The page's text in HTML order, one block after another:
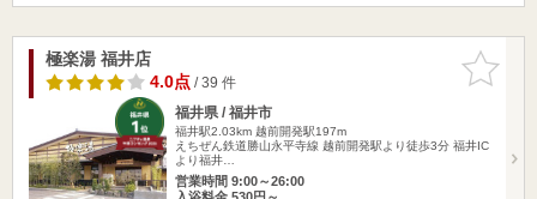
お気に入
りに追加
極楽湯 福井店
4.0点/ 39 件
福井県 / 福井市
福井駅2.03km 越前開発駅197m
えちぜん鉄道勝山永平寺線 越前開発駅より徒歩3分 福井IC
より福井…
営業時間 9:00～26:00